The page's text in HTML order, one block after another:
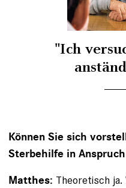
"Ich
Können Sie sich
Sterbehilfe in
Matthes: Theoretisch